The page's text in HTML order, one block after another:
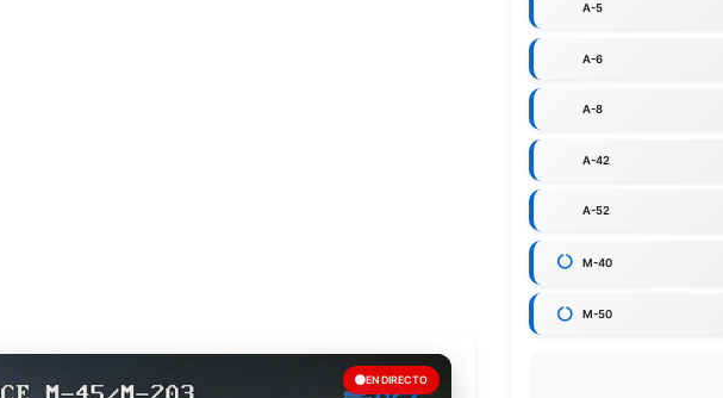
EN DIRECTO
A-5
A-6
A-8
A-42
A-52
M-40
M-50